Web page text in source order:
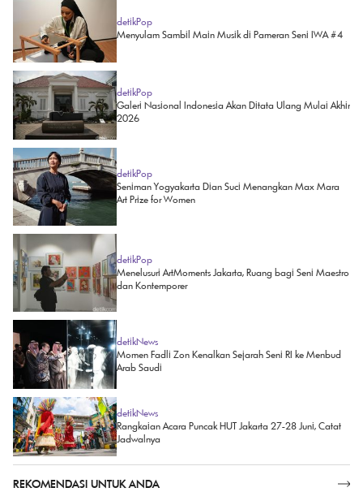
detikPop
Menyulam Sambil Main Musik di Pameran Seni IWA #4
detikPop
Galeri Nasional Indonesia Akan Ditata Ulang Mulai Akhir
2026
detikPop
Seniman Yogyakarta Dian Suci Menangkan Max Mara
Art Prize for Women
detikPop
Menelusuri ArtMoments Jakarta, Ruang bagi Seni Maestro
dan Kontemporer
detikNews
Momen Fadli Zon Kenalkan Sejarah Seni RI ke Menbud
Arab Saudi
detikNews
Rangkaian Acara Puncak HUT Jakarta 27-28 Juni, Catat
Jadwalnya
REKOMENDASI UNTUK ANDA